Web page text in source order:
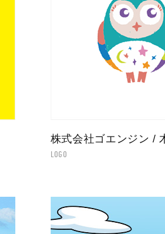
株式会社ゴエンジン /
LOGO